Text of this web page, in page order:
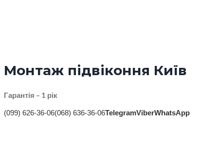
Монтаж підвіконня Київ
Гарантія – 1 рік
(099) 626-36-06(068) 636-36-06TelegramViberWhatsApp